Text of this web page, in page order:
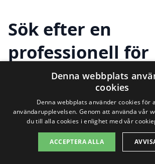
Sök efter en
professionell för
golvvård i andra
nära Östervåla
Att hitta rätt hjälp för
kan vara en utmaning, men
Denna webbplats
cookies
Denna webbplats använder cookies för
användarupplevelsen. Genom att använda vår
du till alla cookies i enlighet med vår
ACCEPTERA ALLA